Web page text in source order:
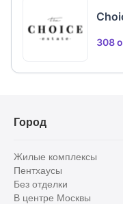
308
Город
Жилые комплексы
Пентхаусы
Без отделки
В центре Москвы